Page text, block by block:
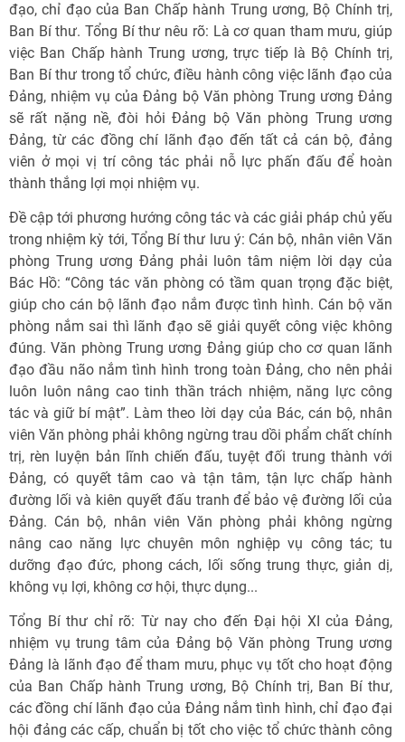
đạo, chỉ đạo của Ban Chấp hành Trung ương, Bộ Chính trị,
Ban Bí thư. Tổng Bí thư nêu rõ: Là cơ quan tham mưu, giúp
việc Ban Chấp hành Trung ương, trực tiếp là Bộ Chính trị,
Ban Bí thư trong tổ chức, điều hành công việc lãnh đạo của
Đảng, nhiệm vụ của Đảng bộ Văn phòng Trung ương Đảng
sẽ rất nặng nề, đòi hỏi Đảng bộ Văn phòng Trung ương
Đảng, từ các đồng chí lãnh đạo đến tất cả cán bộ, đảng
viên ở mọi vị trí công tác phải nỗ lực phấn đấu để hoàn
thành thắng lợi mọi nhiệm vụ.
Đề cập tới phương hướng công tác và các giải pháp chủ yếu
trong nhiệm kỳ tới, Tổng Bí thư lưu ý: Cán bộ, nhân viên Văn
phòng Trung ương Đảng phải luôn tâm niệm lời dạy của
Bác Hồ: “Công tác văn phòng có tầm quan trọng đặc biệt,
giúp cho cán bộ lãnh đạo nắm được tình hình. Cán bộ văn
phòng nắm sai thì lãnh đạo sẽ giải quyết công việc không
đúng. Văn phòng Trung ương Đảng giúp cho cơ quan lãnh
đạo đầu não nắm tình hình trong toàn Đảng, cho nên phải
luôn luôn nâng cao tinh thần trách nhiệm, năng lực công
tác và giữ bí mật”. Làm theo lời dạy của Bác, cán bộ, nhân
viên Văn phòng phải không ngừng trau dồi phẩm chất chính
trị, rèn luyện bản lĩnh chiến đấu, tuyệt đối trung thành với
Đảng, có quyết tâm cao và tận tâm, tận lực chấp hành
đường lối và kiên quyết đấu tranh để bảo vệ đường lối của
Đảng. Cán bộ, nhân viên Văn phòng phải không ngừng
nâng cao năng lực chuyên môn nghiệp vụ công tác; tu
dưỡng đạo đức, phong cách, lối sống trung thực, giản dị,
không vụ lợi, không cơ hội, thực dụng...
Tổng Bí thư chỉ rõ: Từ nay cho đến Đại hội XI của Đảng,
nhiệm vụ trung tâm của Đảng bộ Văn phòng Trung ương
Đảng là lãnh đạo để tham mưu, phục vụ tốt cho hoạt động
của Ban Chấp hành Trung ương, Bộ Chính trị, Ban Bí thư,
các đồng chí lãnh đạo của Đảng nắm tình hình, chỉ đạo đại
hội đảng các cấp, chuẩn bị tốt cho việc tổ chức thành công